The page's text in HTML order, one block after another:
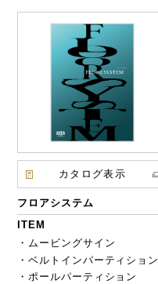
カタログ表示
フロアシステム
ITEM
・ムービングサイン
・ベルトインパーティション
・ポールパーティション